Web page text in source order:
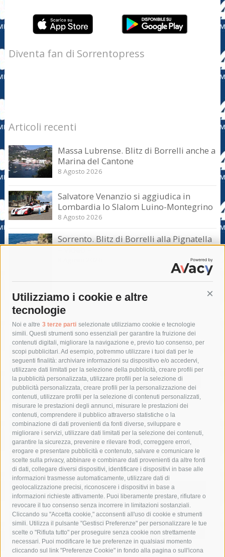
Utilizziamo i cookie e altre
tecnologie
Noi e altre 3 terze parti selezionate utilizziamo cookie e tecnologie
simili. Questi strumenti sono essenziali per garantire la fruizione dei
contenuti digitali, migliorare la navigazione e, previo tuo consenso, per
scopi pubblicitari. Ad esempio, potremmo utilizzare i tuoi dati per le
seguenti finalità: archiviare informazioni su dispositivo e/o accedervi,
utilizzare dati limitati per la selezione della pubblicità, creare profili per
la pubblicità personalizzata, utilizzare profili per la selezione di
pubblicità personalizzata, creare profili per la personalizzazione dei
contenuti, utilizzare profili per la selezione di contenuti personalizzati,
misurare le prestazioni degli annunci, misurare le prestazioni dei
contenuti, comprendere il pubblico attraverso statistiche o la
combinazione di dati provenienti da fonti diverse, sviluppare e
migliorare i servizi, utilizzare dati limitati per la selezione dei contenuti,
garantire la sicurezza, prevenire e rilevare frodi, correggere errori,
erogare e presentare pubblicità e contenuto, salvare e comunicare le
scelte sulla privacy, abbinare e combinare dati provenienti da altre fonti
di dati, collegare diversi dispositivi, identificare i dispositivi in base alle
informazioni trasmesse automaticamente, utilizzare dati di
geolocalizzazione precisi, riconoscere i dispositivi in base a
informazioni richieste attivamente. Puoi liberamente prestare, rifiutare o
revocare il tuo consenso senza incorrere in limitazioni sostanziali.
Cliccando su "Accetta cookie," acconsenti all'uso di cookie e strumenti
simili. Utilizza il pulsante "Gestisci Preferenze" per personalizzare le tue
scelte o "Rifiuta tutto" per proseguire senza cookie non strettamente
necessari. Puoi modificare le tue preferenze in qualsiasi momento
cliccando sul link "Preferenze Cookie" in fondo alla pagina o sull'icona
Diventa fan di Sorrentopress
Articoli recenti
Massa Lubrense. Blitz di Borrelli anche a
Marina del Cantone
8 Agosto 2026
Salvatore Venanzio si aggiudica in
Lombardia lo Slalom Luino-Montegrino
8 Agosto 2026
Sorrento. Blitz di Borrelli alla Pignatella
– video –
Tag
acqua allerta meteo
anas
area marina protetta di punta campanella
arresto
Asl Napoli 3 sud
capitaneria di porto capri
carabinieri
castellammare di stabia
circumvesuviana
comune di sorrento
concerto
contagi
costiera amalfitana
covid-19 eav
elezioni
fondazione sorrento
gori guardia costiera
incidente
lavori
lorenzo balducelli mare
massa lubrense
massimo coppola
Meta napoli
ordinanza
penisola sorrentina
piano di sorrento
polizia municipale
protezione civile
Regione Campania
sant'agnello
sindaco cuomo
sorrento studenti temporali
treni
turismo
Vico Equense villa fiorentino vincenzo de luca